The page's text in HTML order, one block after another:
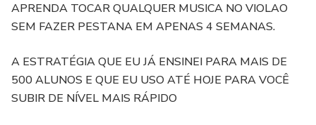
APRENDA TOCAR QUALQUER MUSICA NO VIOLAO
SEM FAZER PESTANA EM APENAS 4 SEMANAS.
A ESTRATÉGIA QUE EU JÁ ENSINEI PARA MAIS DE
500 ALUNOS E QUE EU USO ATÉ HOJE PARA VOCÊ
SUBIR DE NÍVEL MAIS RÁPIDO